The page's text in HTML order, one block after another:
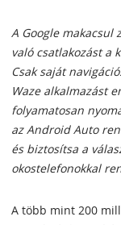
A Google
való csatlakozást a
Csak saját
Waze alkalmazást
folyamatosan
az Android Auto
és biztosítsa a
okostelefonokkal
A több mint 200